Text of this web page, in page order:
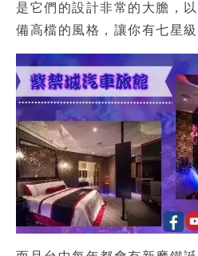
是它們的設計非常的大膽，
備高檔的風格，讓你有七星級